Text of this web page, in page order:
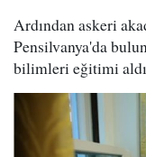
Ardından askeri
Pensilvanya'da
bilimleri eğitimi